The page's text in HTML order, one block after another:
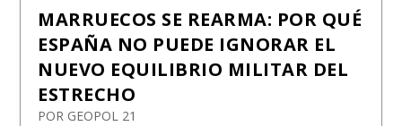
MARRUECOS SE REARMA: POR QUÉ
ESPAÑA NO PUEDE IGNORAR EL
NUEVO EQUILIBRIO MILITAR DEL
ESTRECHO
POR GEOPOL 21